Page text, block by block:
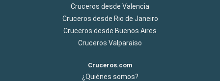
Cruceros desde Valencia
Cruceros desde Rio de Janeiro
Cruceros desde Buenos Aires
Cruceros Valparaiso
Cruceros.com
¿Quiénes somos?